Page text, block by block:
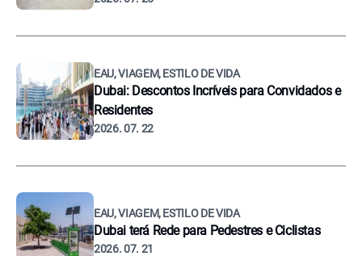
EAU, VIAGEM, ESTILO DE VIDA
Dubai: Descontos Incríveis para Convidados e
Residentes
2026. 07. 22
EAU, VIAGEM, ESTILO DE VIDA
Dubai terá Rede para Pedestres e Ciclistas
2026. 07. 21